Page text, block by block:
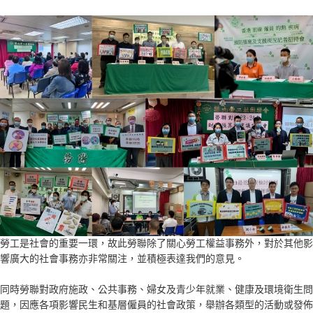
勞工是社會的重要一環，故此勞聯除了關心勞工權益事務外，對於其他影
響廣大的社會事務亦非常關注，並積極表達我們的意見。
同時勞聯對政府施政、公共事務、婦女及青少年就業、健康及環境衛生問
題，因應各項影響民生和基層僱員的社會政策，舉辦各類型的活動或發佈